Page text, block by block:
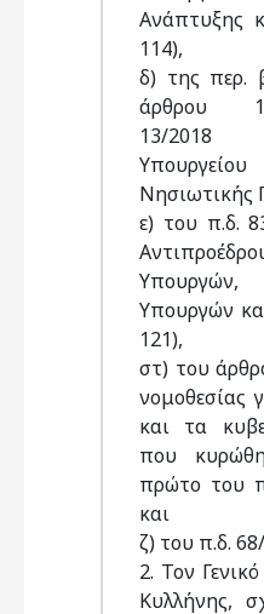
Ανάπτυξης
114),
δ) της περ.
άρθρου
13/2018
Νησιωτικής
ε) του π.δ.
Υπουργών
121),
στ) του
νομοθεσίας
και τα
που
πρώτο του
και
ζ) του π.δ.
2. Τον
Κυλλήνης,